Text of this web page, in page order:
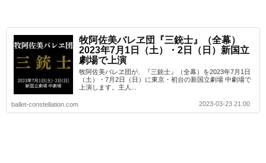
牧阿佐美バレヱ団『三銃士』（全幕）
2023年7月1日（土）・2日（日）新国立
劇場で上演
牧阿佐美バレヱ団が、『三銃士』（全幕）を2023年7月1日
（土）・7月2日（日）に東京・初台の新国立劇場 中劇場で
上演します。主人...
ballet-constellation.com 2023-03-23 21:00